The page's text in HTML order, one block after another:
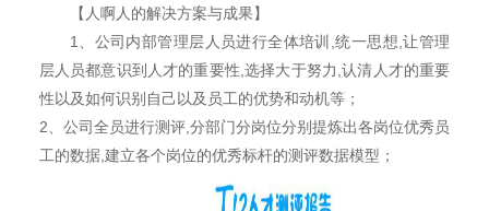
【人啊人的解决方案与成果】
1、公司内部管理层人员进行全体培训,统一思想,让管理
层人员都意识到人才的重要性,选择大于努力,认清人才的重要
性以及如何识别自己以及员工的优势和动机等；
2、公司全员进行测评,分部门分岗位分别提炼出各岗位优秀员
工的数据,建立各个岗位的优秀标杆的测评数据模型；